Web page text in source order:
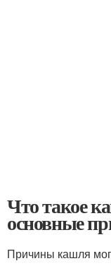
Что такое
основные
Причины кашля